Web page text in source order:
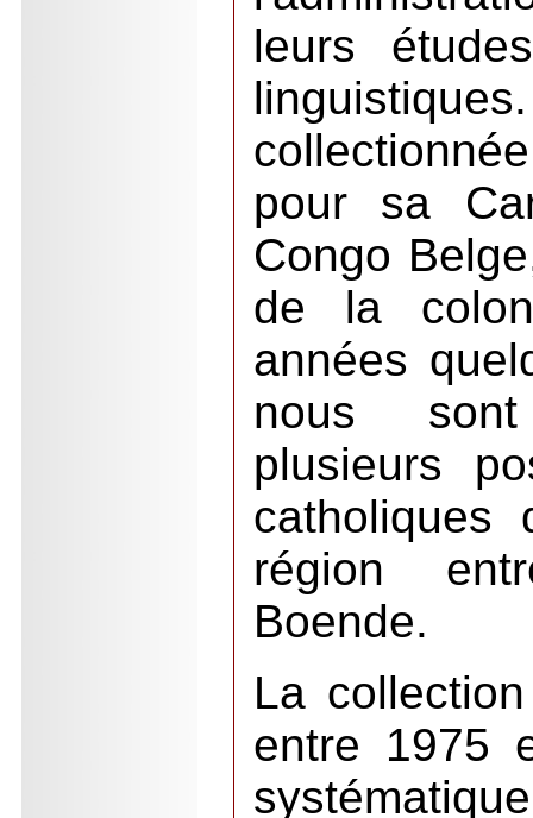
leurs
pour sa
Congo
de la
années
nous
plusieurs
catholiques
région
Boende.
La
entre 1975